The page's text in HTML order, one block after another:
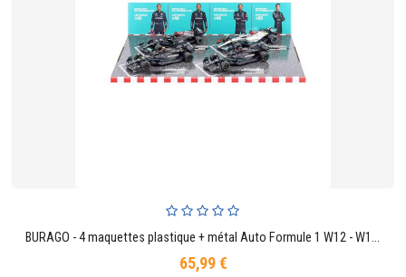
BURAGO - 4 maquettes plastique + métal Auto Formule 1 W12 - W13 - W14 E Performance - Lewis Hamilton - George Russel
65,99 €Prix